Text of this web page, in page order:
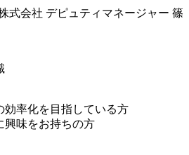
式会社 デピュティマネージャー 篠
率化を目指している方
味をお持ちの方